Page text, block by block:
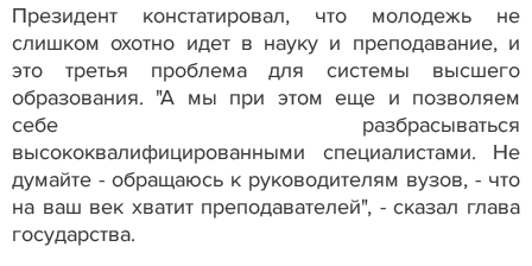
Президент констатировал, что молодежь не
слишком охотно идет в науку и преподавание, и
это третья проблема для системы высшего
образования. "А мы при этом еще и позволяем
себе разбрасываться
высококвалифицированными специалистами. Не
думайте - обращаюсь к руководителям вузов, - что
на ваш век хватит преподавателей", - сказал глава
государства.